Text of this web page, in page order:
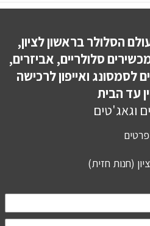
הסלולר בראשון לציון,
סלולריים, אביזרים,
לסמסונג ואייפון לרכישה
עד הבית
וגאג'טים